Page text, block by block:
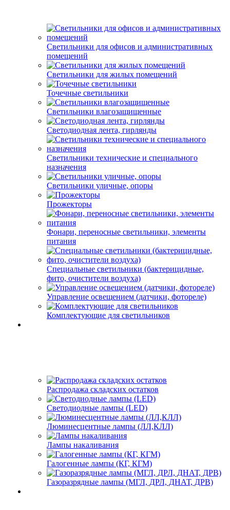
Светильники для офисов и административных
помещений
Светильники для жилых помещений
Точечные светильники
Светильники влагозащищенные
Светодиодная лента, гирлянды
Светильники технические и специального
назначения
Светильники уличные, опоры
Прожекторы
Фонари, переносные светильники, элементы
питания
Специальные светильники (бактерицидные,
фито, очистители воздуха)
Управление освещением (датчики, фотореле)
Комплектующие для светильников
Распродажа складских остатков
Светодиодные лампы (LED)
Люминесцентные лампы (ЛЛ,КЛЛ)
Лампы накаливания
Галогенные лампы (КГ, КГМ)
Газоразрядные лампы (МГЛ, ДРЛ, ДНАТ, ДРВ)